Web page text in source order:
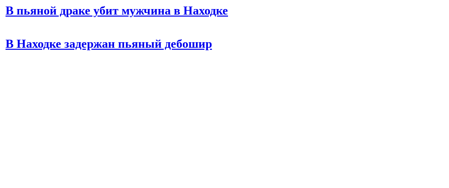
В пьяной драке убит мужчина в Находке
В Находке задержан пьяный дебошир